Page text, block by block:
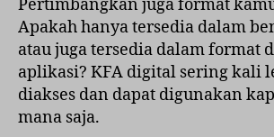
Pertimbangkan juga format
Apakah hanya tersedia dalam
atau juga tersedia dalam format
aplikasi? KFA digital sering kali
diakses dan dapat digunakan
mana saja.